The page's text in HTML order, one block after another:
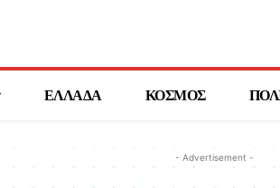
ΕΛΛΑΔΑ ΚΟΣΜΟΣ
- Advertisement -